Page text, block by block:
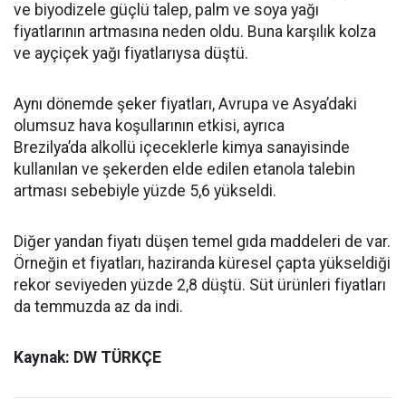
ve biyodizele güçlü talep, palm ve soya yağı
fiyatlarının artmasına neden oldu. Buna karşılık kolza
ve ayçiçek yağı fiyatlarıysa düştü.
Aynı dönemde şeker fiyatları, Avrupa ve Asya’daki
olumsuz hava koşullarının etkisi, ayrıca
Brezilya’da alkollü içeceklerle kimya sanayisinde
kullanılan ve şekerden elde edilen etanola talebin
artması sebebiyle yüzde 5,6 yükseldi.
Diğer yandan fiyatı düşen temel gıda maddeleri de var.
Örneğin et fiyatları, haziranda küresel çapta yükseldiği
rekor seviyeden yüzde 2,8 düştü. Süt ürünleri fiyatları
da temmuzda az da indi.
Kaynak: DW TÜRKÇE